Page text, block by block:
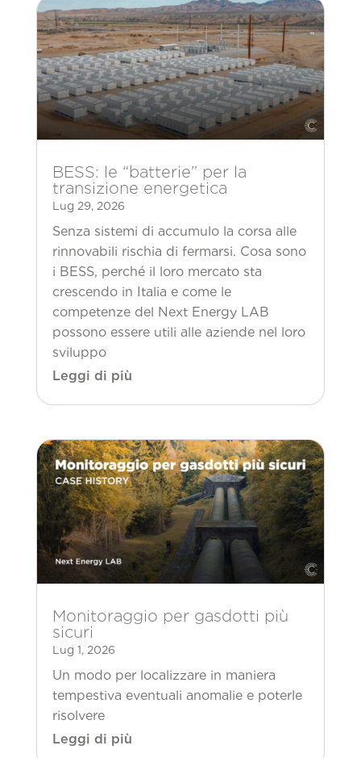
BESS: le “batterie” per la
transizione energetica
Lug 29, 2026
Senza sistemi di accumulo la corsa alle
rinnovabili rischia di fermarsi. Cosa sono
i BESS, perché il loro mercato sta
crescendo in Italia e come le
competenze del Next Energy LAB
possono essere utili alle aziende nel loro
sviluppo
Leggi di più
Monitoraggio per gasdotti più
sicuri
Lug 1, 2026
Un modo per localizzare in maniera
tempestiva eventuali anomalie e poterle
risolvere
Leggi di più